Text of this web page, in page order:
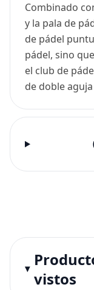
Combinado
y la pala de
de pádel
pádel, sino
el club de
de doble
vistos